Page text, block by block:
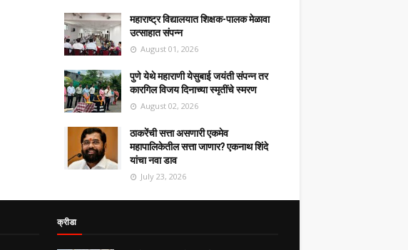
महाराष्ट्र विद्यालयात शिक्षक-पालक मेळावा
उत्साहात संपन्न
August 01, 2026
पुणे येथे महाराणी येसुबाई जयंती संपन्न तर
कारगिल विजय दिनाच्या स्मृतींचे स्मरण
August 02, 2026
ठाकरेंची सत्ता असणारी एकमेव
महापालिकेतील सत्ता जाणार? एकनाथ शिंदे
यांचा नवा डाव
July 23, 2026
क्रीडा